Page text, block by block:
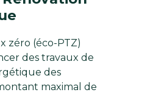
zéro (éco-PTZ)
des travaux de
des
maximal de